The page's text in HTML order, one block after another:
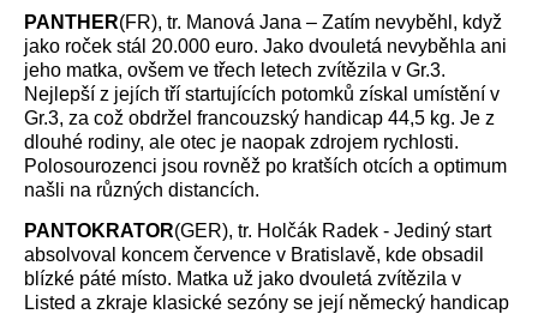
PANTHER(FR), tr. Manová Jana – Zatím nevyběhl, když
jako roček stál 20.000 euro. Jako dvouletá nevyběhla ani
jeho matka, ovšem ve třech letech zvítězila v Gr.3.
Nejlepší z jejích tří startujících potomků získal umístění v
Gr.3, za což obdržel francouzský handicap 44,5 kg. Je z
dlouhé rodiny, ale otec je naopak zdrojem rychlosti.
Polosourozenci jsou rovněž po kratších otcích a optimum
našli na různých distancích.
PANTOKRATOR(GER), tr. Holčák Radek - Jediný start
absolvoval koncem července v Bratislavě, kde obsadil
blízké páté místo. Matka už jako dvouletá zvítězila v
Listed a zkraje klasické sezóny se její německý handicap